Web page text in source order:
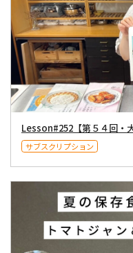
Lesson#252【第５４回・
サブスクリプション